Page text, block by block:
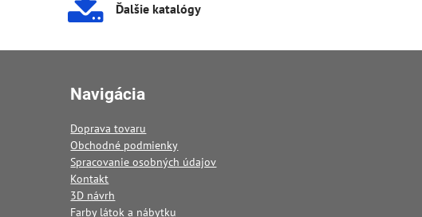
Ďalšie katalógy
Navigácia
Doprava tovaru
Obchodné podmienky
Spracovanie osobných údajov
Kontakt
3D návrh
Farby látok a nábytku